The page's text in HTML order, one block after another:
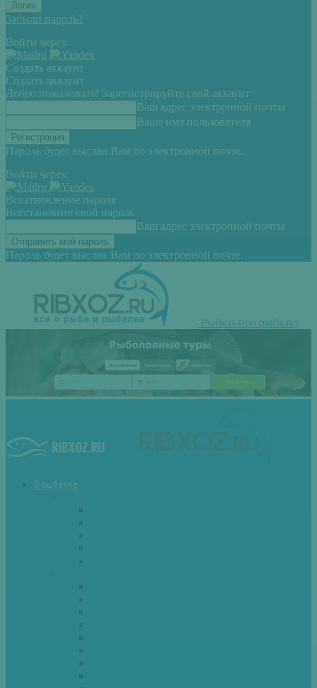
Забыли пароль?
Войти через:
Создать аккаунт
Создать аккаунт
Добро пожаловать! Зарегистрируйте свой аккаунт
Ваш адрес электронной почты
Ваше имя пользователя
Пароль будет выслан Вам по электронной почте.
Войти через:
Всоатновление пароля
Восстановите свой пароль
Ваш адрес электронной почты
Пароль будет выслан Вам по электронной почте.
Рыбхоз-про рыбалку
О рыбалке